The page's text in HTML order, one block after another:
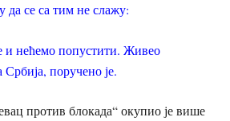
да се са тим не слажу:
и нећемо попустити. Живео
поручено је.
против блокада“ окупио је више